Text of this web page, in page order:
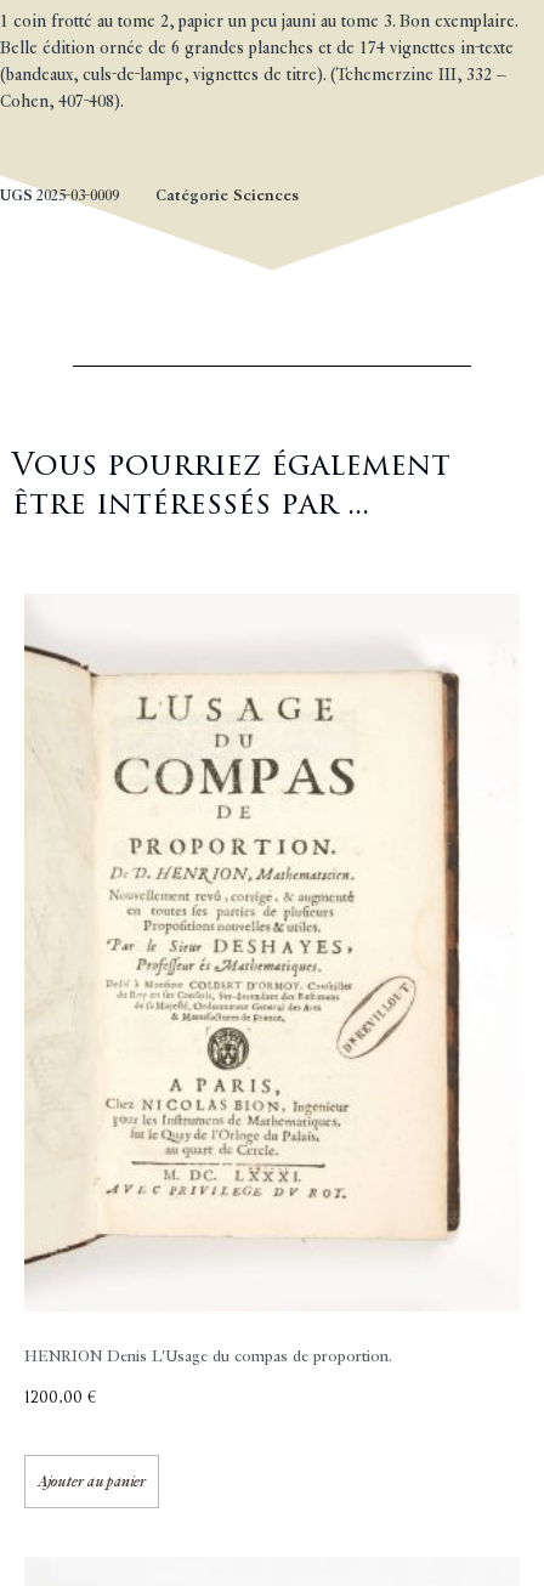
1 coin frotté au tome 2, papier un peu jauni au tome 3. Bon exemplaire.
Belle édition ornée de 6 grandes planches et de 174 vignettes in-texte
(bandeaux, culs-de-lampe, vignettes de titre). (Tchemerzine III, 332 –
Cohen, 407-408).
UGS 2025-03-0009 Catégorie Sciences
Vous pourriez également
être intéressés par ...
HENRION Denis L'Usage du compas de proportion.
1200,00 €
Ajouter au panier